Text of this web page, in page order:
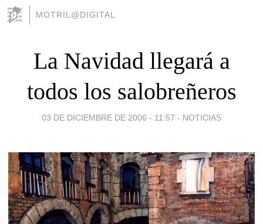
MOTRIL@DIGITAL
La Navidad llegará a
todos los salobreñeros
03 DE DICIEMBRE DE 2006 - 11:57 - NOTICIAS